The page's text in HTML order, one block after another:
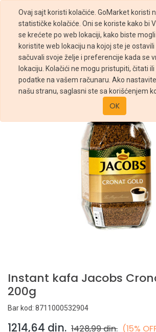
Ovaj sajt koristi kolačiće. GoMarket koristi
statističke kolačiće. Oni se koriste kako bi
se krećete po web lokaciji, kako biste
koristite web lokaciju na kojoj ste je
sačuvali svoje želje i preferencije kada se
lokaciju. Kolačići ne mogu pristupiti, čitati
podatke na vašem računaru. Ako
našu stranu, saglasni ste sa korišćenjem
OK
Prodavnica Instant kafa Jacobs Cronat
Instant kafa Jacobs
200g
Bar kod: 8711000532904
1214,64 din. 1428,99din. (15%